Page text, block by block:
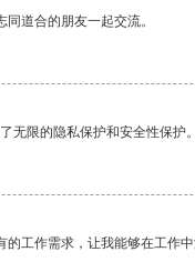
道合的朋友一起交流。
无限的隐私保护和安全性保护。
工作需求，让我能够在工作中